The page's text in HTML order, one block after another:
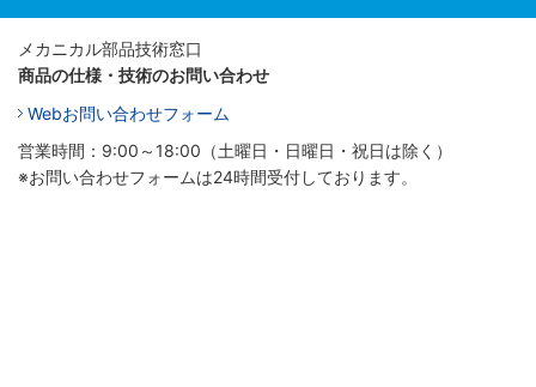
メカニカル部品技術窓口
商品の仕様・技術のお問い合わせ
Webお問い合わせフォーム
営業時間：9:00～18:00（土曜日・日曜日・祝日は除く）
※お問い合わせフォームは24時間受付しております。